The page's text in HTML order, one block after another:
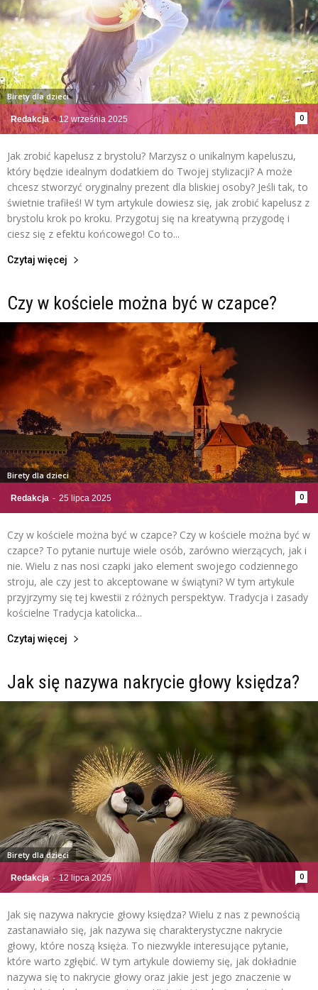
Redakcja - 12 września 2025 0
Birety dla dzieci
Jak zrobić kapelusz z brystolu? Marzysz o unikalnym kapeluszu,
który będzie idealnym dodatkiem do Twojej stylizacji? A może
chcesz stworzyć oryginalny prezent dla bliskiej osoby? Jeśli tak, to
świetnie trafiłeś! W tym artykule dowiesz się, jak zrobić kapelusz z
brystolu krok po kroku. Przygotuj się na kreatywną przygodę i
ciesz się z efektu końcowego! Co to...
Czytaj więcej
Czy w kościele można być w czapce?
Redakcja - 25 lipca 2025 0
Birety dla dzieci
Czy w kościele można być w czapce? Czy w kościele można być w
czapce? To pytanie nurtuje wiele osób, zarówno wierzących, jak i
nie. Wielu z nas nosi czapki jako element swojego codziennego
stroju, ale czy jest to akceptowane w świątyni? W tym artykule
przyjrzymy się tej kwestii z różnych perspektyw. Tradycja i zasady
kościelne Tradycja katolicka...
Czytaj więcej
Jak się nazywa nakrycie głowy księdza?
Redakcja - 12 lipca 2025 0
Birety dla dzieci
Jak się nazywa nakrycie głowy księdza? Wielu z nas z pewnością
zastanawiało się, jak nazywa się charakterystyczne nakrycie
głowy, które noszą księża. To niezwykle interesujące pytanie,
które warto zgłębić. W tym artykule dowiemy się, jak dokładnie
nazywa się to nakrycie głowy oraz jakie jest jego znaczenie w